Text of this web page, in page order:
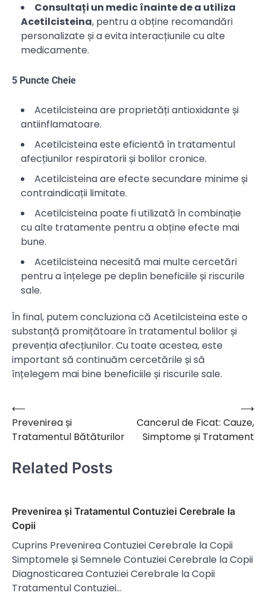
Consultați un medic înainte de a utiliza
Acetilcisteina, pentru a obține recomandări
personalizate și a evita interacțiunile cu alte
medicamente.
5 Puncte Cheie
Acetilcisteina are proprietăți antioxidante și
antiinflamatoare.
Acetilcisteina este eficientă în tratamentul
afecțiunilor respiratorii și bolilor cronice.
Acetilcisteina are efecte secundare minime și
contraindicații limitate.
Acetilcisteina poate fi utilizată în combinație
cu alte tratamente pentru a obține efecte mai
bune.
Acetilcisteina necesită mai multe cercetări
pentru a înțelege pe deplin beneficiile și riscurile
sale.
În final, putem concluziona că Acetilcisteina este o
substanță promițătoare în tratamentul bolilor și
prevenția afecțiunilor. Cu toate acestea, este
important să continuăm cercetările și să
înțelegem mai bine beneficiile și riscurile sale.
Navigare
în
⟵
Prevenirea și
Tratamentul Bătăturilor
Cancerul de Ficat: Cauze,
Simptome și Tratament
⟶
Related Posts
Prevenirea și Tratamentul Contuziei Cerebrale la
Copii
Cuprins Prevenirea Contuziei Cerebrale la Copii
Simptomele și Semnele Contuziei Cerebrale la Copii
Diagnosticarea Contuziei Cerebrale la Copii
Tratamentul Contuziei…